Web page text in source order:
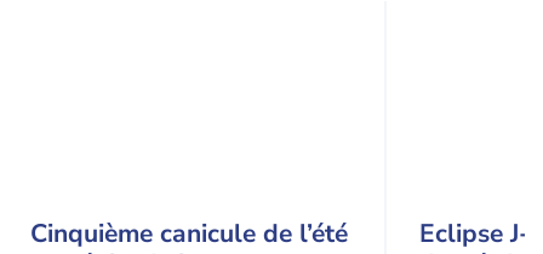
Cinquième canicule de l’été
Eclipse J-